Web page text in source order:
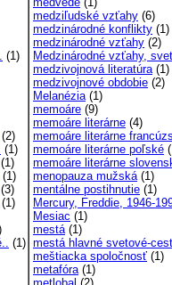
(1)
(2)
(1)
(1)
(1)
(3)
(1)
(1)
medziľudské vzťahy (6)
medzinárodné konflikty (1)
medzinárodné vzťahy (2)
Medzinárodné vzťahy,
medzivojnová literatúra(1)
medzivojnové obdobie (2)
Melanézia(1)
memoáre (9)
memoáre literárne (4)
memoáre literárne
memoáre literárne poľské
memoáre literárne
menopauza mužská(1)
mentálne postihnutie (1)
Mercury, Freddie, 1946-
Mesiac (1)
mestá(1)
mestá hlavné svetové-
meštiacka spoločnosť (1)
metafóra(1)